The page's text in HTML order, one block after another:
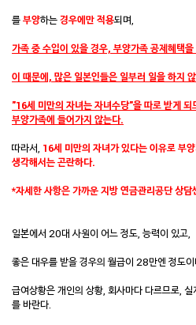
를부양하는경우에만 적용되며,
가족 중 수입이 있을 경우, 부양가족 공제혜택
이 때문에, 많은 일본인들은 일부러 일을 하지
"16세 미만의 자녀는 자녀수당"을 따로 받게 되
부양가족에 들어가지 않는다.
따라서, 16세 미만의 자녀가 있다는 이유로 부
생각해서는 곤란하다.
*자세한 사항은 가까운 지방 연금관리공단 상
일본에서 20대 사원이 어느 정도, 능력이 있고,
좋은 대우를 받을 경우의 월급이 28만엔 정도이
급여상황은 개인의 상황, 회사마다 다르므로,
를 바란다.